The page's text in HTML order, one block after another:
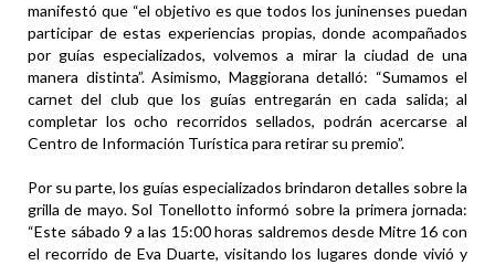
manifestó que “el objetivo es que todos los juninenses puedan
participar de estas experiencias propias, donde acompañados
por guías especializados, volvemos a mirar la ciudad de una
manera distinta”. Asimismo, Maggiorana detalló: “Sumamos el
carnet del club que los guías entregarán en cada salida; al
completar los ocho recorridos sellados, podrán acercarse al
Centro de Información Turística para retirar su premio”.
Por su parte, los guías especializados brindaron detalles sobre la
grilla de mayo. Sol Tonellotto informó sobre la primera jornada:
“Este sábado 9 a las 15:00 horas saldremos desde Mitre 16 con
el recorrido de Eva Duarte, visitando los lugares donde vivió y